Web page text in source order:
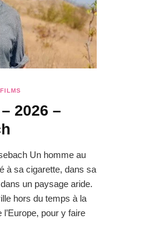
FILMS
2026 –
Un homme au
à sa cigarette, dans sa
un paysage aride.
hors du temps à la
pour y faire